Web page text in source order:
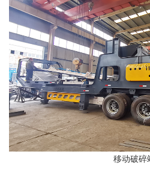
移动破碎